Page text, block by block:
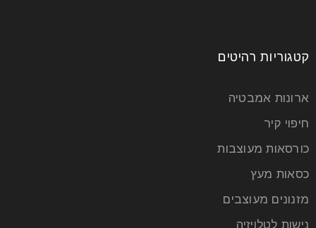
קטגוריות רהיטים
ארונות אמבטיה
חיפוי קיר
כורסאות מעוצבות
כסאות מעץ
מזנונים מעוצבים
נישות לטלויזיה